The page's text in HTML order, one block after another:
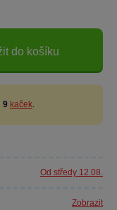
do košíku
9 kaček.
Od středy 12.08.
Zobrazit